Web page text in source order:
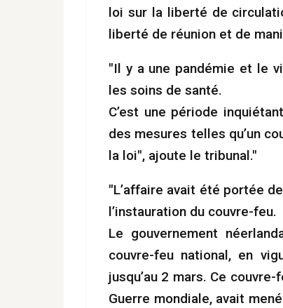
loi sur la liberté de
liberté de réunion et de
"Il y a une pandémie et le
les soins de santé.
C’est une période
des mesures telles qu’un
la loi", ajoute le tribunal."
"L’affaire avait été portée
l’instauration du couvre-feu.
Le gouvernement
couvre-feu national, en
jusqu’au 2 mars. Ce
Guerre mondiale, avait